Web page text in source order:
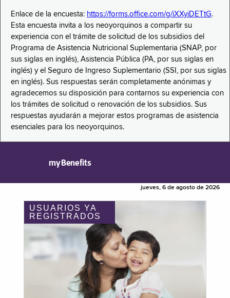
Enlace de la encuesta: https://forms.office.com/g/iXXyiDETtG.
Esta encuesta invita a los neoyorquinos a compartir su
experiencia con el trámite de solicitud de los subsidios del
Programa de Asistencia Nutricional Suplementaria (SNAP, por
sus siglas en inglés), Asistencia Pública (PA, por sus siglas en
inglés) y el Seguro de Ingreso Suplementario (SSI, por sus siglas
en inglés). Sus respuestas serán completamente anónimas y
agradecemos su disposición para contarnos su experiencia con
los trámites de solicitud o renovación de los subsidios. Sus
respuestas ayudarán a mejorar estos programas de asistencia
esenciales para los neoyorquinos.
myBenefits
jueves, 6 de agosto de 2026
USUARIOS YA
REGISTRADOS